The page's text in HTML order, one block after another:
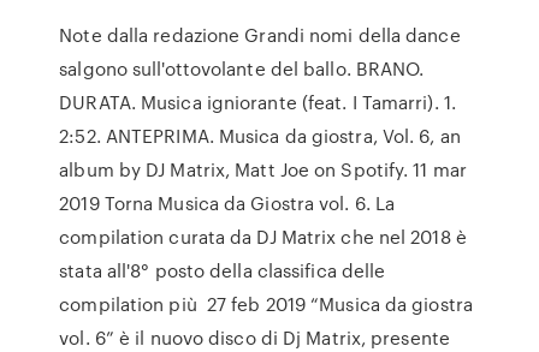
Note dalla redazione Grandi nomi della dance
salgono sull'ottovolante del ballo. BRANO.
DURATA. Musica igniorante (feat. I Tamarri). 1.
2:52. ANTEPRIMA. Musica da giostra, Vol. 6, an
album by DJ Matrix, Matt Joe on Spotify. 11 mar
2019 Torna Musica da Giostra vol. 6. La
compilation curata da DJ Matrix che nel 2018 è
stata all'8° posto della classifica delle
compilation più 27 feb 2019 “Musica da giostra
vol. 6” è il nuovo disco di Dj Matrix, presente